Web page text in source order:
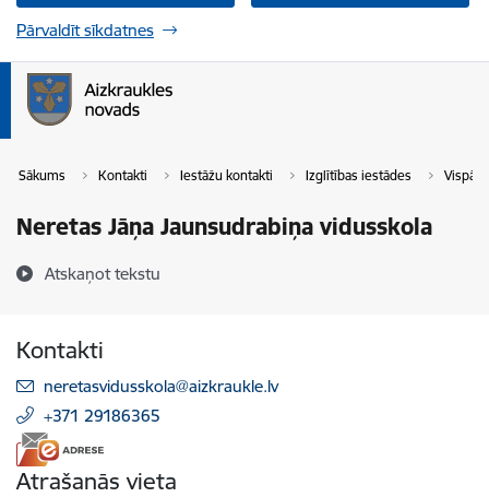
Pārvaldīt sīkdatnes
Sākums Kontakti Iestāžu kontakti Izglītības iestādes
Neretas Jāņa Jaunsudrabiņa vidusskola
Atskaņot tekstu
Kontakti
E-pasts:
neretasvidusskola@aizkraukle.lv
+371 29186365
Atrašanās vieta